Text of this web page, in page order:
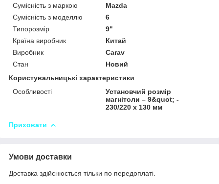
Сумісність з маркою
Mazda
Сумісність з моделлю
6
Типорозмір
9"
Країна виробник
Китай
Виробник
Carav
Стан
Новий
Користувальницькі характеристики
Особливості
Установчий розмір
магнітоли – 9&quot; -
230/220 x 130 мм
Приховати
Умови доставки
Доставка здійснюється тільки по передоплаті.